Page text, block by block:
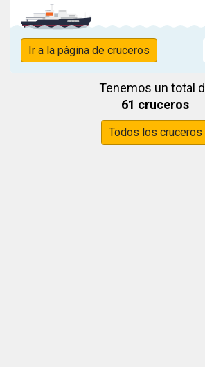
Ir a la página de cruceros
Tenemos un total
61 cruceros
Todos los cruceros